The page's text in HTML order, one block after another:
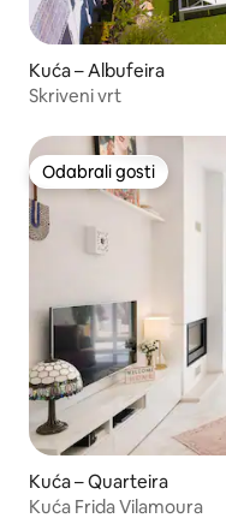
Kuća – Albufeira
Skriveni vrt
Odabrali gosti
Odabrali gosti
Kuća – Quarteira
Kuća Frida Vilamoura